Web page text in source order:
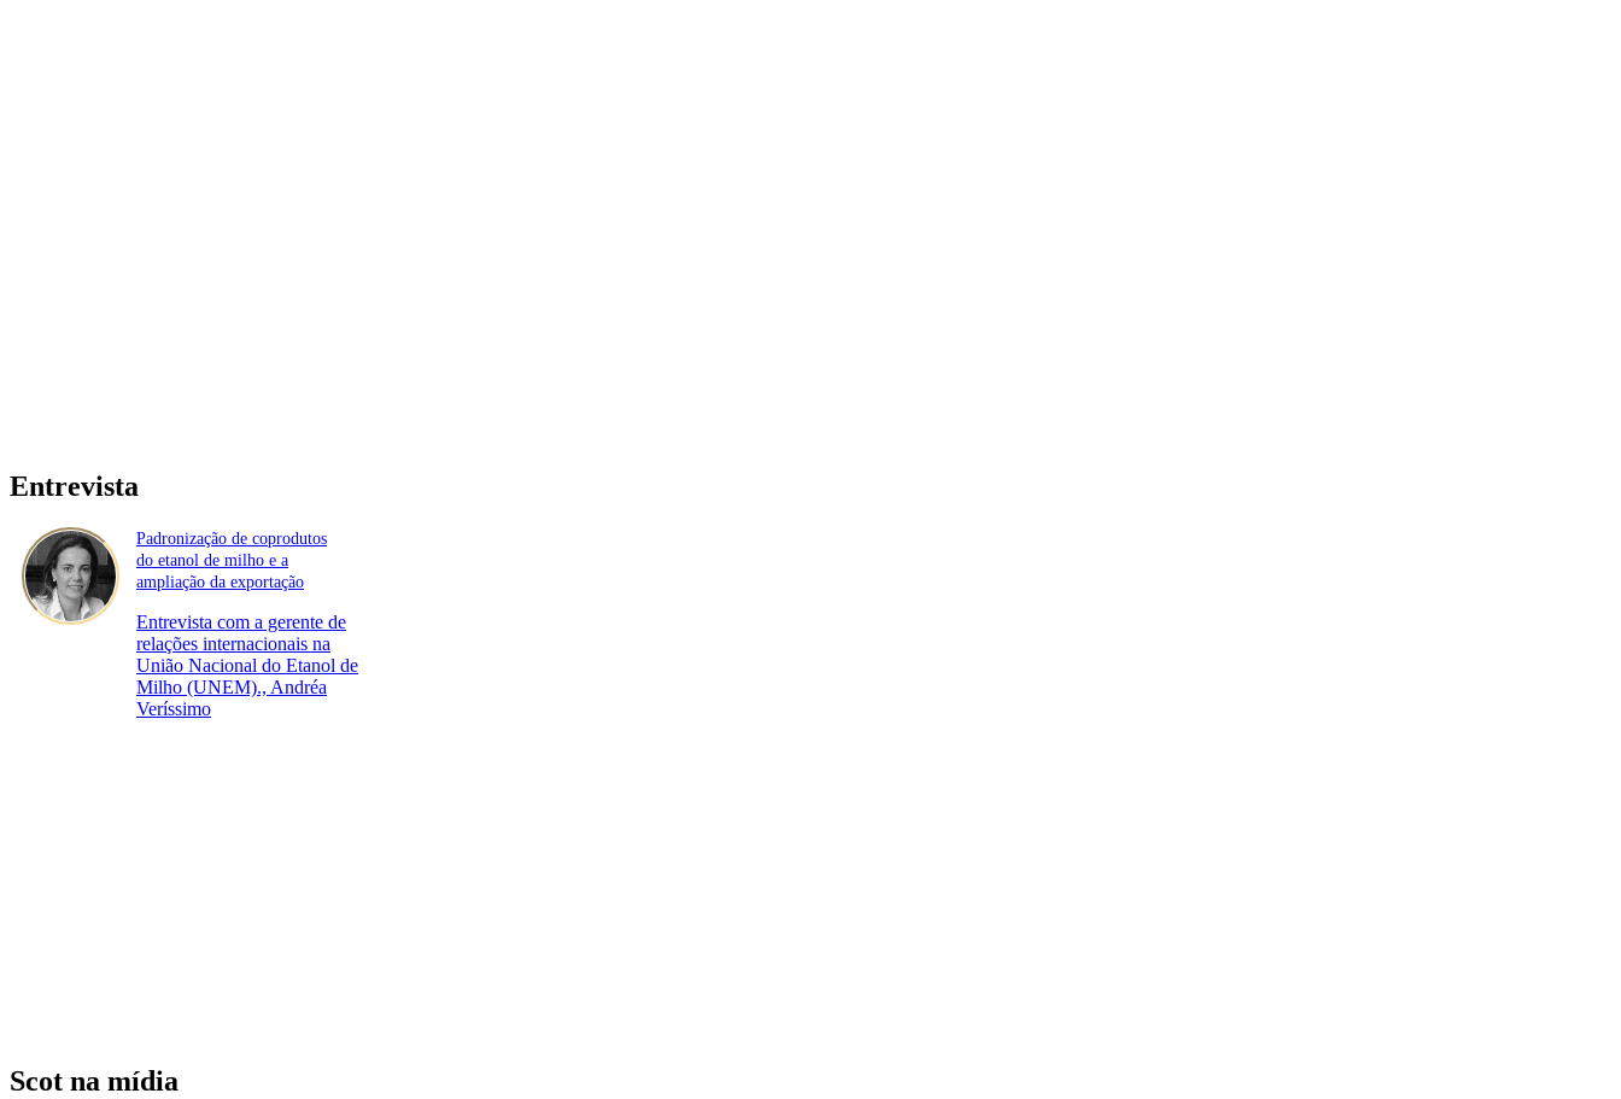
Entrevista
Padronização de coprodutos
do etanol de milho e a
ampliação da exportação
Entrevista com a gerente de
relações internacionais na
União Nacional do Etanol de
Milho (UNEM)., Andréa
Veríssimo
Scot na mídia